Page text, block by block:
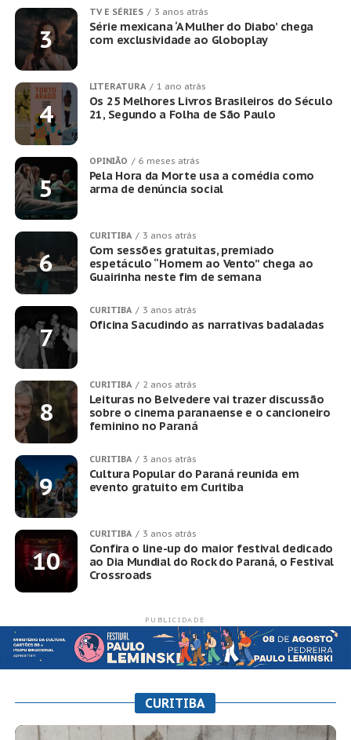
TV E SÉRIES 3 anos atrás
Série mexicana ‘A Mulher do Diabo’ chega
com exclusividade ao Globoplay
LITERATURA 1 ano atrás
Os 25 Melhores Livros Brasileiros do Século
21, Segundo a Folha de São Paulo
OPINIÃO 6 meses atrás
Pela Hora da Morte usa a comédia como
arma de denúncia social
CURITIBA 3 anos atrás
Com sessões gratuitas, premiado
espetáculo “Homem ao Vento” chega ao
Guairinha neste fim de semana
CURITIBA 3 anos atrás
Oficina Sacudindo as narrativas badaladas
CURITIBA 2 anos atrás
Leituras no Belvedere vai trazer discussão
sobre o cinema paranaense e o cancioneiro
feminino no Paraná
CURITIBA 3 anos atrás
Cultura Popular do Paraná reunida em
evento gratuito em Curitiba
CURITIBA 3 anos atrás
Confira o line-up do maior festival dedicado
ao Dia Mundial do Rock do Paraná, o Festival
Crossroads
PUBLICIDADE
CURITIBA